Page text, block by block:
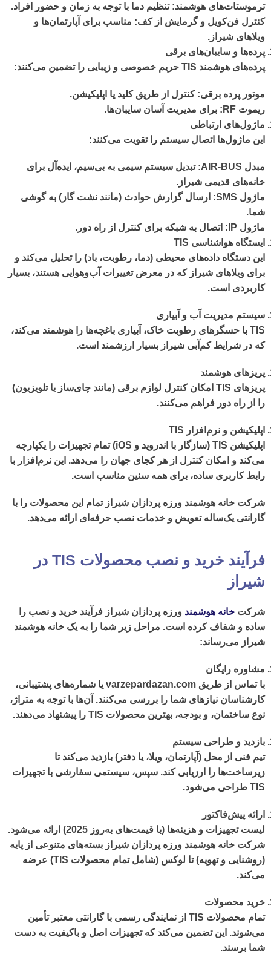
ترموستات‌های هوشمند: تنظیم دما با توجه به زمان و حضور افراد.
کنترل فن‌کویل و گرمایش از کف: مناسب برای آپارتمان‌ها و
ویلاهای شیراز.
پرده‌ها و سایبان‌های برقی
پرده‌های هوشمند TIS حریم خصوصی و زیبایی را تضمین می‌کنند:
موتور پرده برقی: کنترل از طریق کلید یا اپلیکیشن.
ریموت
: برای مدیریت آسان سایبان‌ها.
ماژول‌های ارتباطی
این ماژول‌ها اتصال سیستم را تقویت می‌کنند:
مبدل
: تبدیل سیستم سیمی به بی‌سیم، ایده‌آل برای
خانه‌های قدیمی شیراز.
ماژول
: ارسال گزارش حوادث (مانند نشت گاز) به گوشی
شما.
ماژول
: اتصال به شبکه برای کنترل از راه دور.
ایستگاه هواشناسی
این دستگاه داده‌های محیطی (دما، رطوبت، باد) را تحلیل می‌کند و
برای ویلاهای شیراز که در معرض تغییرات آب‌وهوایی هستند، بسیار
کاربردی است.
سیستم مدیریت آب و آبیاری
TIS با حسگرهای رطوبت خاک، آبیاری باغچه‌ها را هوشمند می‌کند،
که در شرایط کم‌آبی شیراز بسیار ارزشمند است.
پریزهای هوشمند
پریزهای TIS امکان کنترل لوازم برقی (مانند چای‌ساز یا تلویزیون)
را از راه دور فراهم می‌کنند.
اپلیکیشن و نرم‌افزار
اپلیکیشن TIS (سازگار با اندروید و iOS) تمام تجهیزات را یکپارچه
می‌کند و امکان کنترل از هر کجای جهان را می‌دهد. این نرم‌افزار با
رابط کاربری ساده، برای همه سنین مناسب است.
شرکت خانه هوشمند ورزه پردازان شیراز تمام این محصولات را با
گارانتی یک‌ساله تعویض و خدمات نصب حرفه‌ای ارائه می‌دهد.
فرآیند خرید و نصب محصولات TIS در
شیراز
شرکت خانه هوشمند ورزه پردازان شیراز فرآیند خرید و نصب را
ساده و شفاف کرده است. مراحل زیر شما را به یک خانه هوشمند
شیراز می‌رساند:
مشاوره رایگان
با تماس از طریق varzepardazan.com یا شماره‌های پشتیبانی،
کارشناسان نیازهای شما را بررسی می‌کنند. آن‌ها با توجه به متراژ،
نوع ساختمان، و بودجه، بهترین محصولات TIS را پیشنهاد می‌دهند.
بازدید و طراحی سیستم
تیم فنی از محل (آپارتمان، ویلا، یا دفتر) بازدید می‌کند تا
زیرساخت‌ها را ارزیابی کند. سپس، سیستمی سفارشی با تجهیزات
TIS طراحی می‌شود.
ارائه پیش‌فاکتور
لیست تجهیزات و هزینه‌ها (با قیمت‌های به‌روز 2025) ارائه می‌شود.
شرکت خانه هوشمند ورزه پردازان شیراز بسته‌های متنوعی از پایه
(روشنایی و تهویه) تا لوکس (شامل تمام محصولات TIS) عرضه
می‌کند.
خرید محصولات
تمام محصولات TIS از نمایندگی رسمی با گارانتی معتبر تأمین
می‌شوند. این تضمین می‌کند که تجهیزات اصل و باکیفیت به دست
شما برسند.